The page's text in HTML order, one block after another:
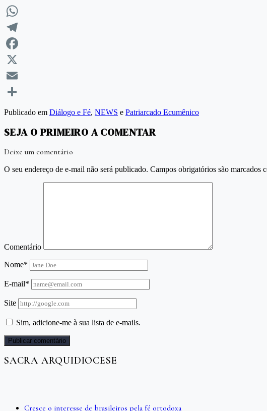
WhatsApp
Telegram
Facebook
X
Email
Compartilhar
Publicado em Diálogo e Fé, NEWS e Patriarcado Ecumênico
SEJA O PRIMEIRO A COMENTAR
Deixe um comentário
O seu endereço de e-mail não será publicado. Campos obrigatórios são marcados
Comentário
Nome*
E-mail*
Site
Sim, adicione-me à sua lista de e-mails.
SACRA ARQUIDIOCESE
Cresce o interesse de brasileiros pela fé ortodoxa